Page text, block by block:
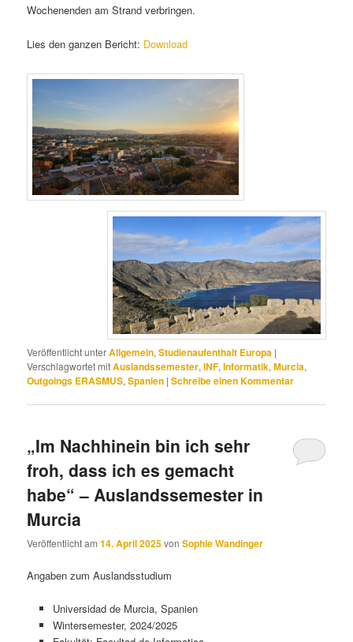
Wochenenden am Strand verbringen.
Lies den ganzen Bericht: Download
Veröffentlicht unterAllgemein,Studienaufenthalt Europa |
Verschlagwortet mitAuslandssemester,INF,Informatik,Murcia,
Outgoings ERASMUS,Spanien |Schreibe einen Kommentar
„Im Nachhinein bin ich sehr
froh, dass ich es gemacht
habe“ – Auslandssemester in
Murcia
Veröffentlicht am14. April 2025vonSophie Wandinger
Angaben zum Auslandsstudium
Universidad de Murcia, Spanien
Wintersemester, 2024/2025